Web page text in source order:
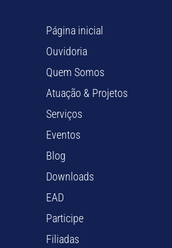
Página inicial
Ouvidoria
Quem Somos
Atuação & Projetos
Serviços
Eventos
Blog
Downloads
EAD
Participe
Filiadas